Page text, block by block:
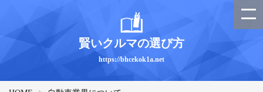
賢いクルマの選び方
https://bhcekok1a.net